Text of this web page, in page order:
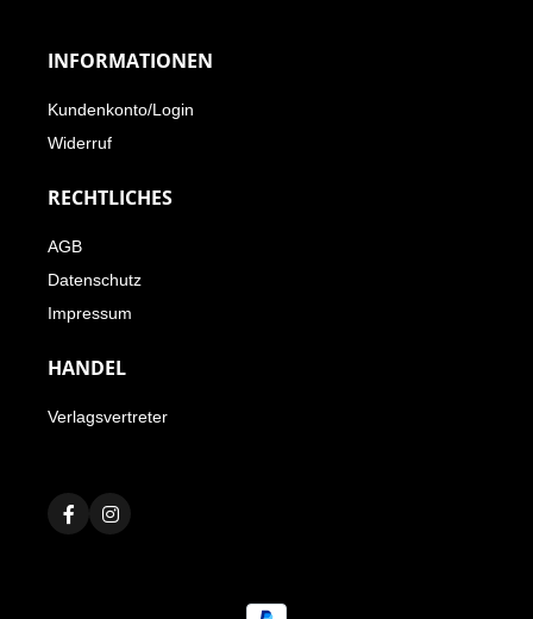
INFORMATIONEN
Kundenkonto/Login
Widerruf
RECHTLICHES
AGB
Datenschutz
Impressum
HANDEL
Verlagsvertreter